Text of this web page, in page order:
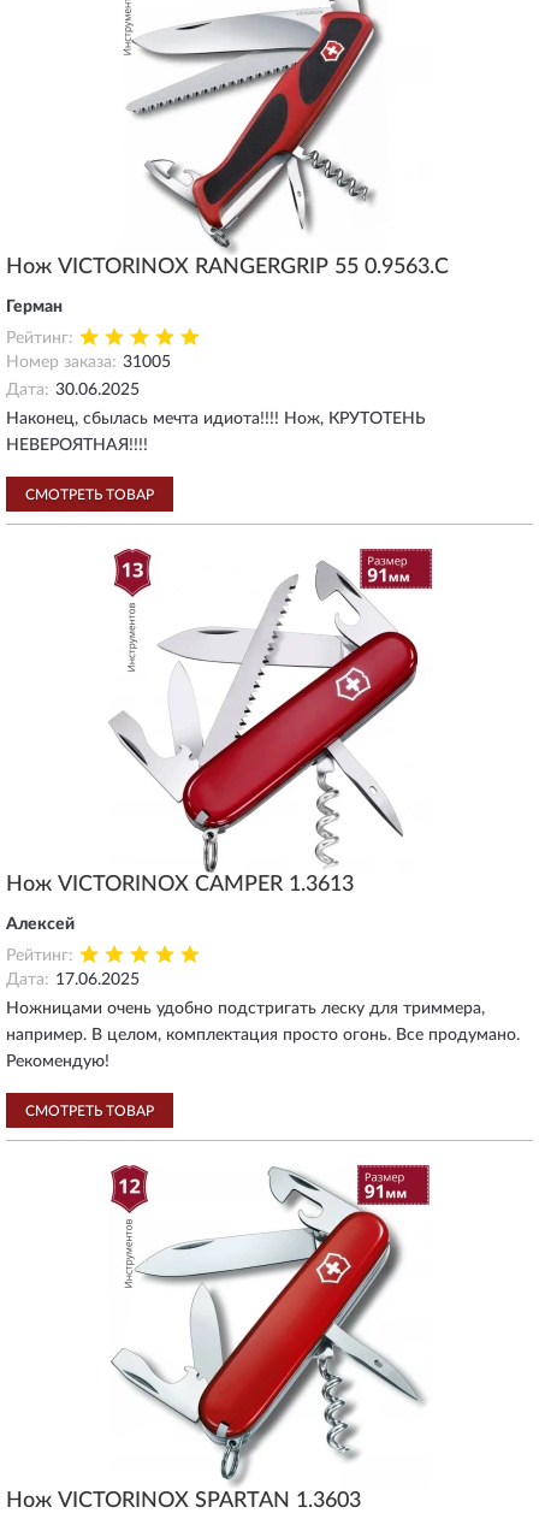
Нож VICTORINOX RANGERGRIP 55 0.9563.C
Герман
Рейтинг:
Номер заказа: 31005
Дата: 30.06.2025
Наконец, сбылась мечта идиота!!!! Нож, КРУТОТЕНЬ
НЕВЕРОЯТНАЯ!!!!
СМОТРЕТЬ ТОВАР
Нож VICTORINOX CAMPER 1.3613
Алексей
Рейтинг:
Дата: 17.06.2025
Ножницами очень удобно подстригать леску для триммера,
например. В целом, комплектация просто огонь. Все продумано.
Рекомендую!
СМОТРЕТЬ ТОВАР
Нож VICTORINOX SPARTAN 1.3603